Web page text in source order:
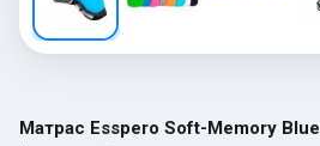
Матрас Esspero Soft-Memory Blue